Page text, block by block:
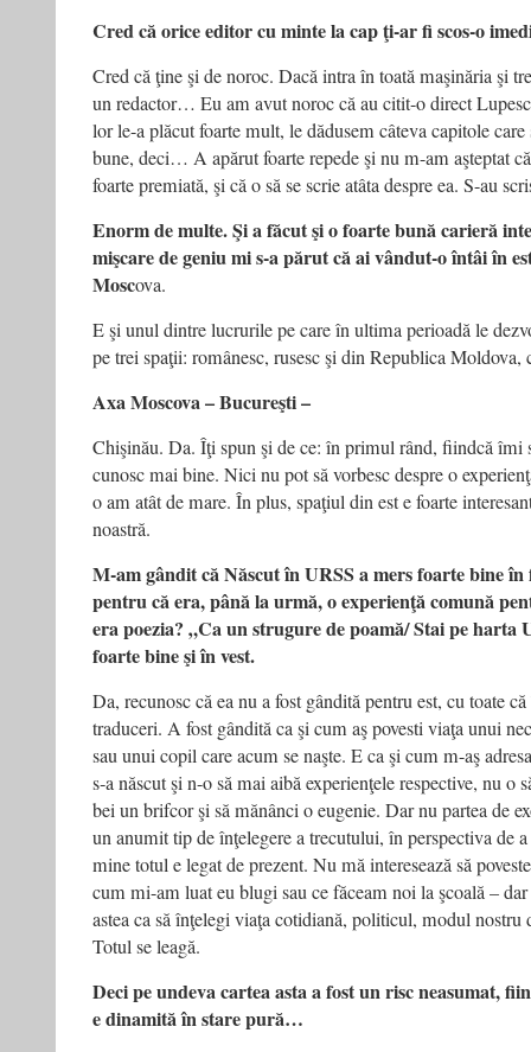
Cred că orice editor cu minte la cap ţi-ar fi scos-o
Cred că ţine şi de noroc. Dacă intra în toată maşinăria şi
un redactor… Eu am avut noroc că au citit-o direct
lor le-a plăcut foarte mult, le dădusem câteva capitole
bune, deci… A apărut foarte repede şi nu m-am aşteptat
foarte premiată, şi că o să se scrie atâta despre ea. S-au
Enorm de multe. Şi a făcut şi o foarte bună carieră
mişcare de geniu mi s-a părut că ai vândut-o întâi în
Moscova.
E şi unul dintre lucrurile pe care în ultima perioadă le
pe trei spaţii: românesc, rusesc şi din Republica
Axa Moscova – Bucureşti –
Chişinău. Da. Îţi spun şi de ce: în primul rând, fiindcă îmi
cunosc mai bine. Nici nu pot să vorbesc despre o
o am atât de mare. În plus, spaţiul din est e foarte
noastră.
M-am gândit că Născut în URSS a mers foarte bine în
pentru că era, până la urmă, o experienţă comună
era poezia? „Ca un strugure de poamă/ Stai pe harta
foarte bine şi în vest.
Da, recunosc că ea nu a fost gândită pentru est, cu toate
traduceri. A fost gândită ca şi cum aş povesti viaţa unui
sau unui copil care acum se naşte. E ca şi cum m-aş
s‑a născut şi n-o să mai aibă experienţele respective, nu o
bei un brifcor şi să mănânci o eugenie. Dar nu partea de
un anumit tip de înţelegere a trecutului, în perspectiva de
mine totul e legat de prezent. Nu mă interesează să
cum mi-am luat eu blugi sau ce făceam noi la şcoală –
astea ca să înţelegi viaţa cotidiană, politicul, modul nostru
Totul se leagă.
Deci pe undeva cartea asta a fost un risc neasumat,
e dinamită în stare pură…